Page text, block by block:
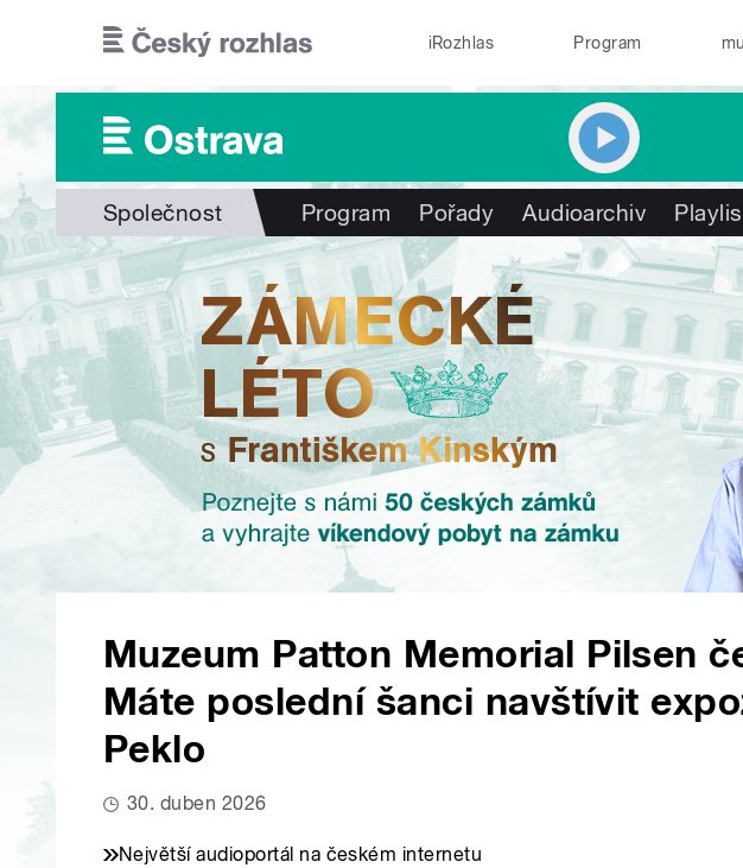
iRozhlas Program
Společnost Program Pořady Audioarchiv
Muzeum Patton Memorial Pilsen
Máte poslední šanci navštívit
Peklo
30. duben 2026
Největší audioportál na českém internetu